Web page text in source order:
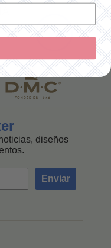
diseños
Enviar